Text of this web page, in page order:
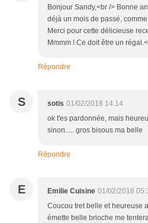
Bonjour Sandy,<br /> Bonne
déjà un mois de passé,
Merci pour cette délicieuse
Mmmm ! Ce doit être un
Répondre
S sotis 01/02/2018 14:14
ok t'es pardonnée, mais
sinon..... gros bisous ma belle
Répondre
E Emilie Cuisine 01/02/2018
Coucou tret belle et heureuse
émette belle brioche me